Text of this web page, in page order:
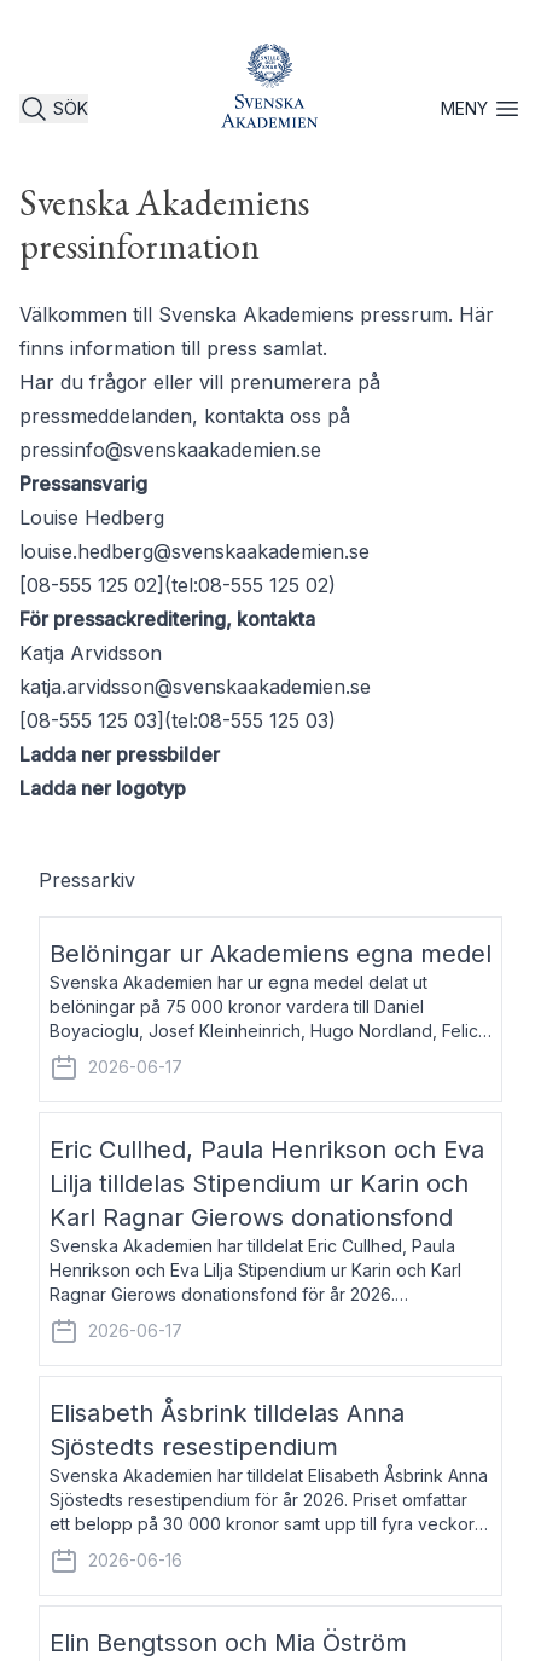
SÖK MENYÖppna
Svenska Akademiens
pressinformation
Välkommen till Svenska Akademiens pressrum. Här
finns information till press samlat.
Har du frågor eller vill prenumerera på
pressmeddelanden, kontakta oss på
pressinfo@svenskaakademien.se
Pressansvarig
Louise Hedberg
louise.hedberg@svenskaakademien.se
[08-555 125 02](tel:08-555 125 02)
För pressackreditering, kontakta
Katja Arvidsson
katja.arvidsson@svenskaakademien.se
[08-555 125 03](tel:08-555 125 03)
Ladda ner pressbilder
Ladda ner logotyp
Pressarkiv
Belöningar ur Akademiens egna medel
Svenska Akademien har ur egna medel delat ut
belöningar på 75 000 kronor vardera till Daniel
Boyacioglu, Josef Kleinheinrich, Hugo Nordland, Felicia
Stenroth och Svante Strandberg. Daniel Boyacioglu,
född 1981, är poet och scenartist. Josef
2026-06-17
Eric Cullhed, Paula Henrikson och Eva
Lilja tilldelas Stipendium ur Karin och
Karl Ragnar Gierows donationsfond
Svenska Akademien har tilldelat Eric Cullhed, Paula
Henrikson och Eva Lilja Stipendium ur Karin och Karl
Ragnar Gierows donationsfond för år 2026.
Stipendiebeloppet är på 70 000 kronor vardera. Eric
Cullhed, född 1985, är professor i grekis
2026-06-17
Elisabeth Åsbrink tilldelas Anna
Sjöstedts resestipendium
Svenska Akademien har tilldelat Elisabeth Åsbrink Anna
Sjöstedts resestipendium för år 2026. Priset omfattar
ett belopp på 30 000 kronor samt upp till fyra veckors
fri vistelse i Akademiens lägenhet i Berlin. Elisabeth
Åsbrink, född 1965 oc
2026-06-16
Elin Bengtsson och Mia Öström